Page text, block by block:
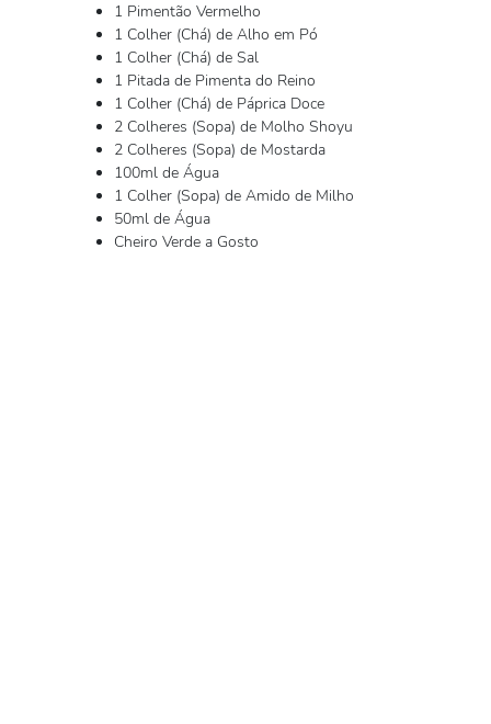
1 Pimentão Vermelho
1 Colher (Chá) de Alho em Pó
1 Colher (Chá) de Sal
1 Pitada de Pimenta do Reino
1 Colher (Chá) de Páprica Doce
2 Colheres (Sopa) de Molho Shoyu
2 Colheres (Sopa) de Mostarda
100ml de Água
1 Colher (Sopa) de Amido de Milho
50ml de Água
Cheiro Verde a Gosto